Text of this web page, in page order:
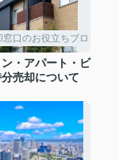
口のお役立ちブログ
・アパート・ビ
売却について